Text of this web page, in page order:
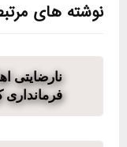
نوشته های
نارضایتی
فرمانداری